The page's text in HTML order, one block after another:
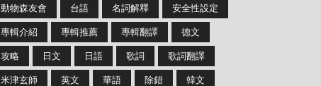
動物森友會 台語 名詞解釋 安全性設定
專輯介紹 專輯推薦 專輯翻譯 德文
攻略 日文 日語 歌詞 歌詞翻譯
米津玄師 英文 華語 除錯 韓文